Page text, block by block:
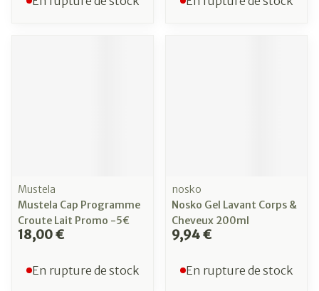
Mustela
Mustela Cap Programme
Croute Lait Promo -5€
18,00 €
En rupture de stock
nosko
Nosko Gel Lavant Corps &
Cheveux 200ml
9,94 €
En rupture de stock